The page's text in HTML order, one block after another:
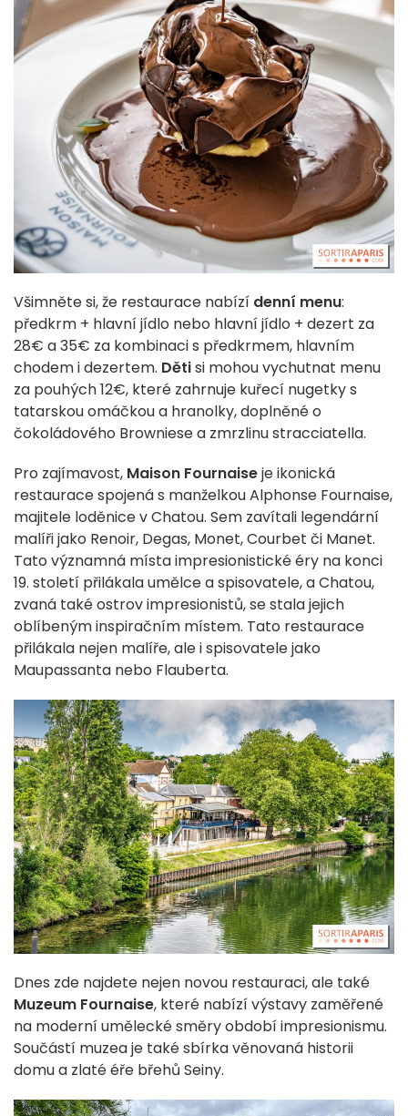
Všimněte si, že restaurace nabízí denní menu:
předkrm + hlavní jídlo nebo hlavní jídlo + dezert za
28€ a 35€ za kombinaci s předkrmem, hlavním
chodem i dezertem. Dětisi mohou vychutnat menu
za pouhých 12€, které zahrnuje kuřecí nugetky s
tatarskou omáčkou a hranolky, doplněné o
čokoládového Browniese a zmrzlinu stracciatella.
Pro zajímavost, Maison Fournaiseje ikonická
restaurace spojená s manželkou Alphonse Fournaise,
majitele loděnice v Chatou. Sem zavítali legendární
malíři jako Renoir, Degas, Monet, Courbet či Manet.
Tato významná místa impresionistické éry na konci
19. století přilákala umělce a spisovatele, a Chatou,
zvaná také ostrov impresionistů, se stala jejich
oblíbeným inspiračním místem. Tato restaurace
přilákala nejen malíře, ale i spisovatele jako
Maupassanta nebo Flauberta.
Dnes zde najdete nejen novou restauraci, ale také
Muzeum Fournaise, které nabízí výstavy zaměřené
na moderní umělecké směry období impresionismu.
Součástí muzea je také sbírka věnovaná historii
domu a zlaté éře břehů Seiny.